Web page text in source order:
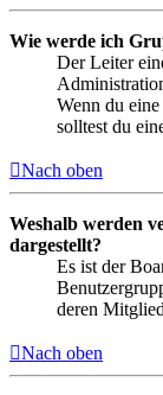
Wie werde ich
Der Leiter
Wenn du
solltest du
Nach oben
Weshalb werden
dargestellt?
Es ist der
deren
Nach oben